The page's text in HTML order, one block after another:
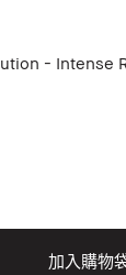
- Intense
加入購物